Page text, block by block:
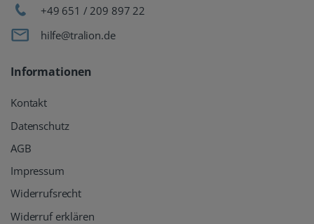
+49 651 / 209 897 22
hilfe@tralion.de
Informationen
Kontakt
Datenschutz
AGB
Impressum
Widerrufsrecht
Widerruf erklären